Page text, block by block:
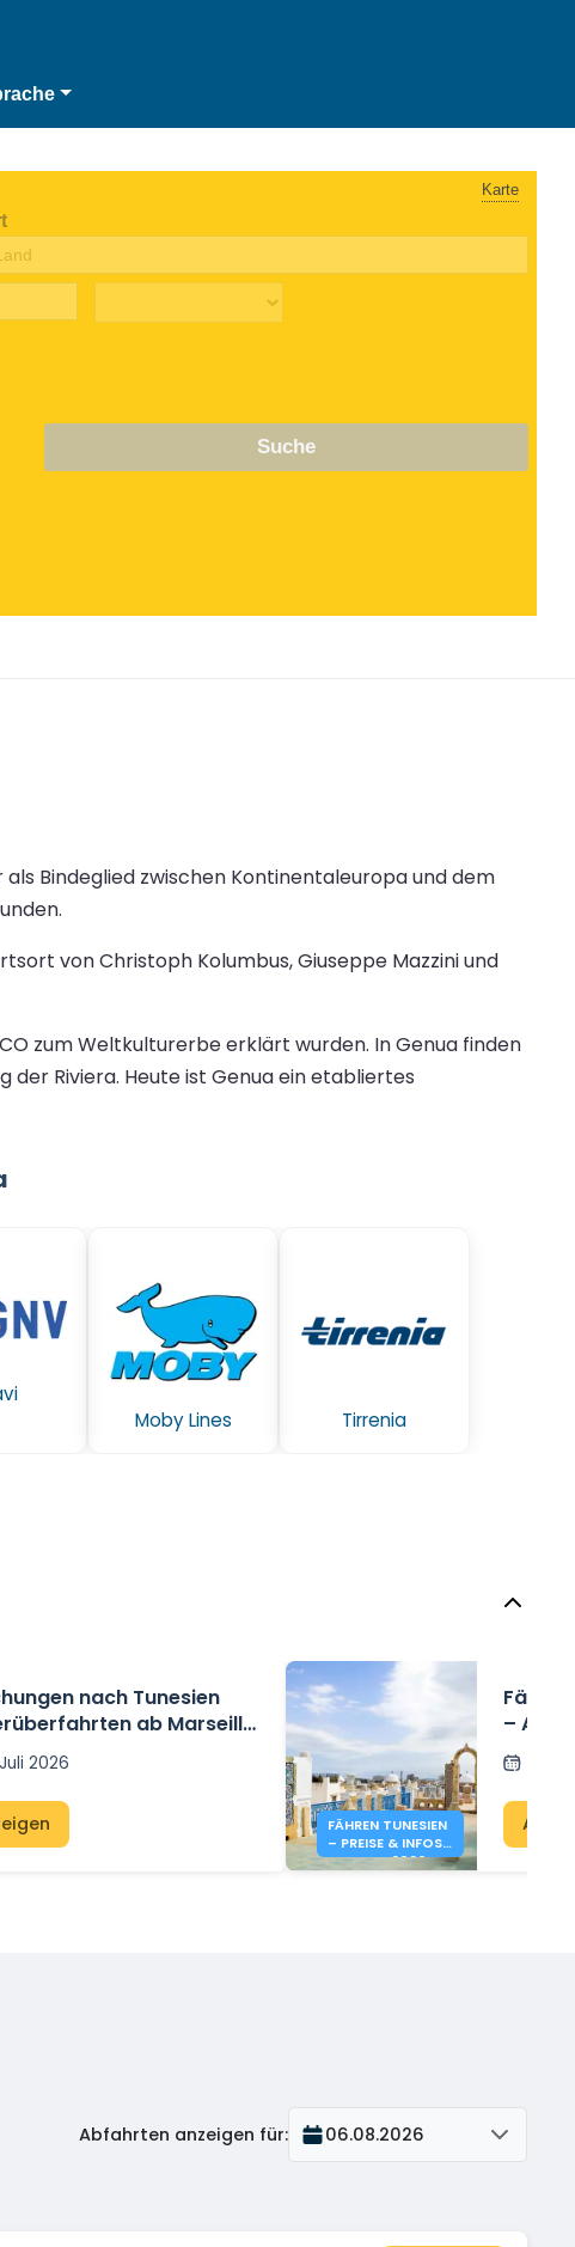
Karte
Suche
Bindeglied zwischen Kontinentaleuropa und dem
von Christoph Kolumbus, Giuseppe Mazzini und
zum Weltkulturerbe erklärt wurden. In Genua finden
der Riviera. Heute ist Genua ein etabliertes
Moby Lines Tirrenia
nach Tunesien
ab Marseille
2026
FÄHREN TUNESIEN
– PREISE & INFOS
SOMMER 2026
– Alle
und
Abfahrten anzeigen für: 06.08.2026